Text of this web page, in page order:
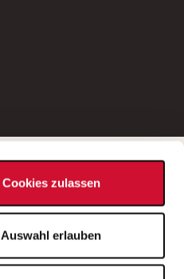
Cookies zulassen
Auswahl erlauben
an die*den in der
genannte*n